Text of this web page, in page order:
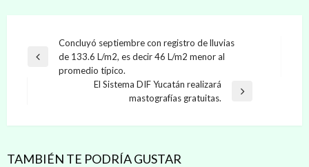
Navegación
de
Entrada
anterior
Concluyó septiembre con registro de lluvias
de 133.6 L/m2, es decir 46 L/m2 menor al
promedio típico.
El Sistema DIF Yucatán realizará
mastografías gratuitas.
TAMBIÉN TE PODRÍA GUSTAR